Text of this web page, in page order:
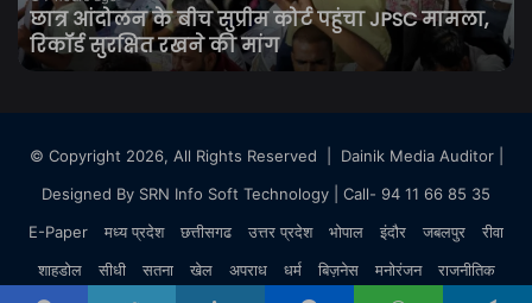
मामला,
रिकॉर्ड
सुरक्षित
मांग
छात्र आंदोलन के बीच सुप्रीम कोर्ट पहुंचा JPSC मामला,
रिकॉर्ड सुरक्षित रखने की मांग
© Copyright 2026, All Rights Reserved | Dainik Media Auditor|
Designed By SRN Info Soft Technology | Call- 94 11 66 85 35
E-Paper
मध्य प्रदेश छत्तीसगढ उत्तर प्रदेश भोपाल इंदौर जबलपुर
रीवा
शाहडोल
सीधी सतना खेल अपराध धर्म बिज़नेस मनोरंजन
राजनीतिक